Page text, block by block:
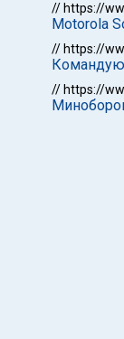
// https://
Motorola
// https://
// https://